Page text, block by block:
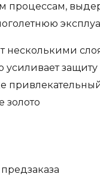
процессам,
несколькими
усиливает
золото